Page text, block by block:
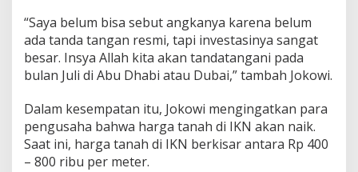
“Saya belum bisa sebut angkanya karena belum
ada tanda tangan resmi, tapi investasinya sangat
besar. Insya Allah kita akan tandatangani pada
bulan Juli di Abu Dhabi atau Dubai,” tambah Jokowi.
Dalam kesempatan itu, Jokowi mengingatkan para
pengusaha bahwa harga tanah di IKN akan naik.
Saat ini, harga tanah di IKN berkisar antara Rp 400
– 800 ribu per meter.